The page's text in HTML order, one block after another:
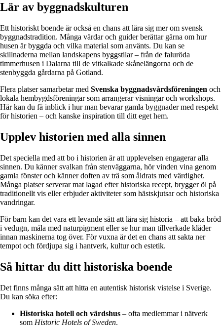
Lär av byggnadskulturen
Ett historiskt boende är också en chans att lära sig mer om svensk
byggnadstradition. Många värdar och guider berättar gärna om hur
husen är byggda och vilka material som använts. Du kan se
skillnaderna mellan landskapens byggstilar – från de faluröda
timmerhusen i Dalarna till de vitkalkade skånelängorna och de
stenbyggda gårdarna på Gotland.
Flera platser samarbetar med Svenska byggnadsvårdsföreningen och
lokala hembygdsföreningar som arrangerar visningar och workshops.
Här kan du få inblick i hur man bevarar gamla byggnader med respekt
för historien – och kanske inspiration till ditt eget hem.
Upplev historien med alla sinnen
Det speciella med att bo i historien är att upplevelsen engagerar alla
sinnen. Du känner svalkan från stenväggarna, hör vinden vina genom
gamla fönster och känner doften av trä som åldrats med värdighet.
Många platser serverar mat lagad efter historiska recept, brygger öl på
traditionellt vis eller erbjuder aktiviteter som hästskjutsar och historiska
vandringar.
För barn kan det vara ett levande sätt att lära sig historia – att baka bröd
i vedugn, måla med naturpigment eller se hur man tillverkade kläder
innan maskinerna tog över. För vuxna är det en chans att sakta ner
tempot och fördjupa sig i hantverk, kultur och estetik.
Så hittar du ditt historiska boende
Det finns många sätt att hitta en autentisk historisk vistelse i Sverige.
Du kan söka efter:
Historiska hotell och värdshus – ofta medlemmar i nätverk
som Historic Hotels of Sweden.